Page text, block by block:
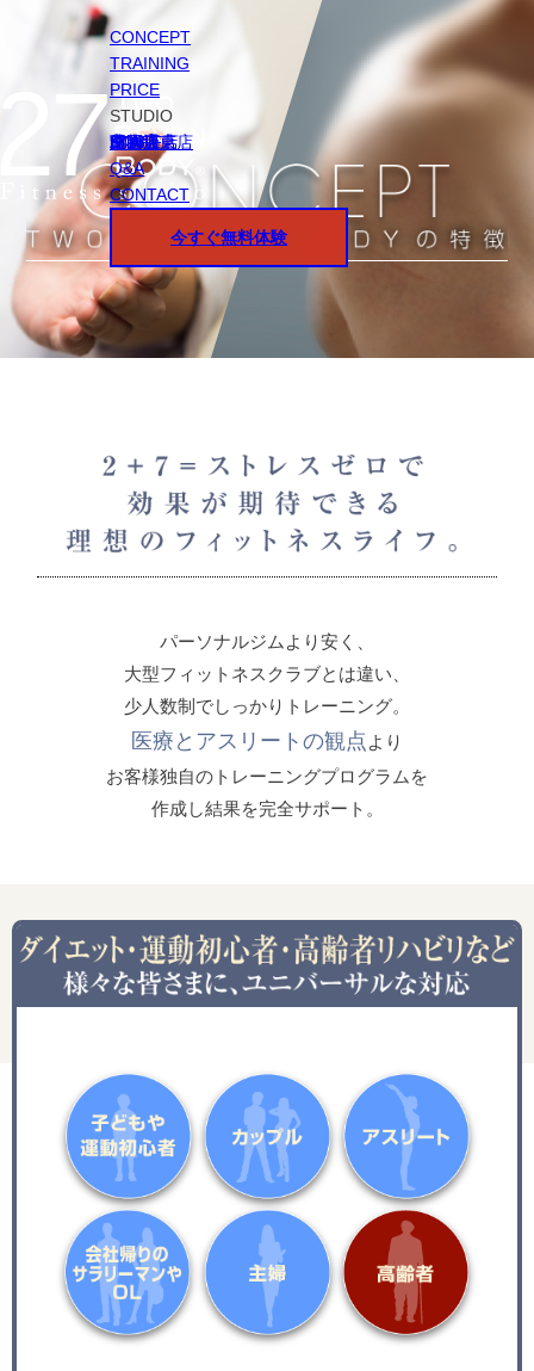
CONCEPT
TRAINING
PRICE
STUDIO
円山店
白石店
桑園店
北18条店
宮の沢店
環状通東店
STAFF
Q&A
CONTACT
今すぐ無料体験
パーソナルジムより安く、
大型フィットネスクラブとは違い、
少人数制でしっかりトレーニング。
医療とアスリートの観点 より
お客様独自のトレーニングプログラムを
作成し結果を完全サポート。